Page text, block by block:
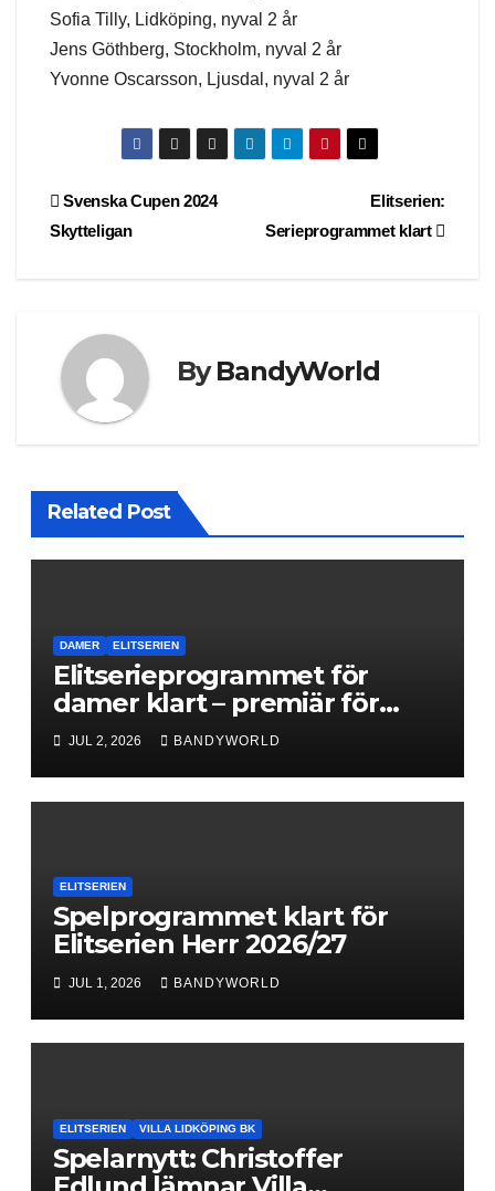
Sofia Tilly, Lidköping, nyval 2 år
Jens Göthberg, Stockholm, nyval 2 år
Yvonne Oscarsson, Ljusdal, nyval 2 år
Post
navigation
Elitserien:
Serieprogrammet klart
Svenska Cupen 2024
Skytteligan
ByBandyWorld
Related Post
DAMER ELITSERIEN
Elitserieprogrammet för
damer klart – premiär för
Next Level
JUL 2, 2026 BANDYWORLD
ELITSERIEN
Spelprogrammet klart för
Elitserien Herr 2026/27
JUL 1, 2026 BANDYWORLD
ELITSERIEN VILLA LIDKÖPING BK
Spelarnytt: Christoffer